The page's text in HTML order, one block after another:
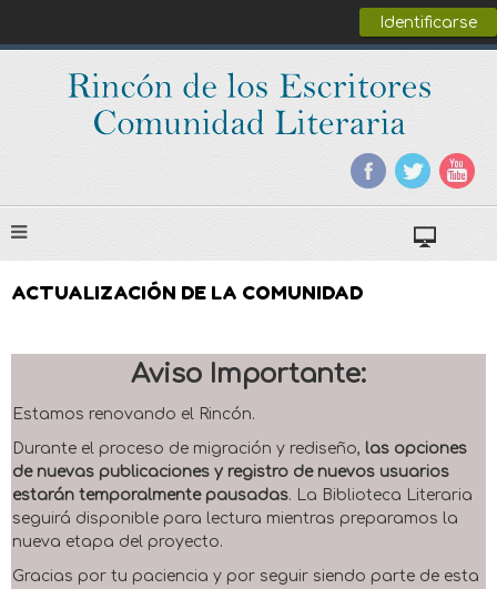
Identificarse
ACTUALIZACIÓN DE LA COMUNIDAD
Aviso Importante:
Estamos renovando el Rincón.
Durante el proceso de migración y rediseño, las opciones
de nuevas publicaciones y registro de nuevos usuarios
estarán temporalmente pausadas. La Biblioteca Literaria
seguirá disponible para lectura mientras preparamos la
nueva etapa del proyecto.
Gracias por tu paciencia y por seguir siendo parte de esta